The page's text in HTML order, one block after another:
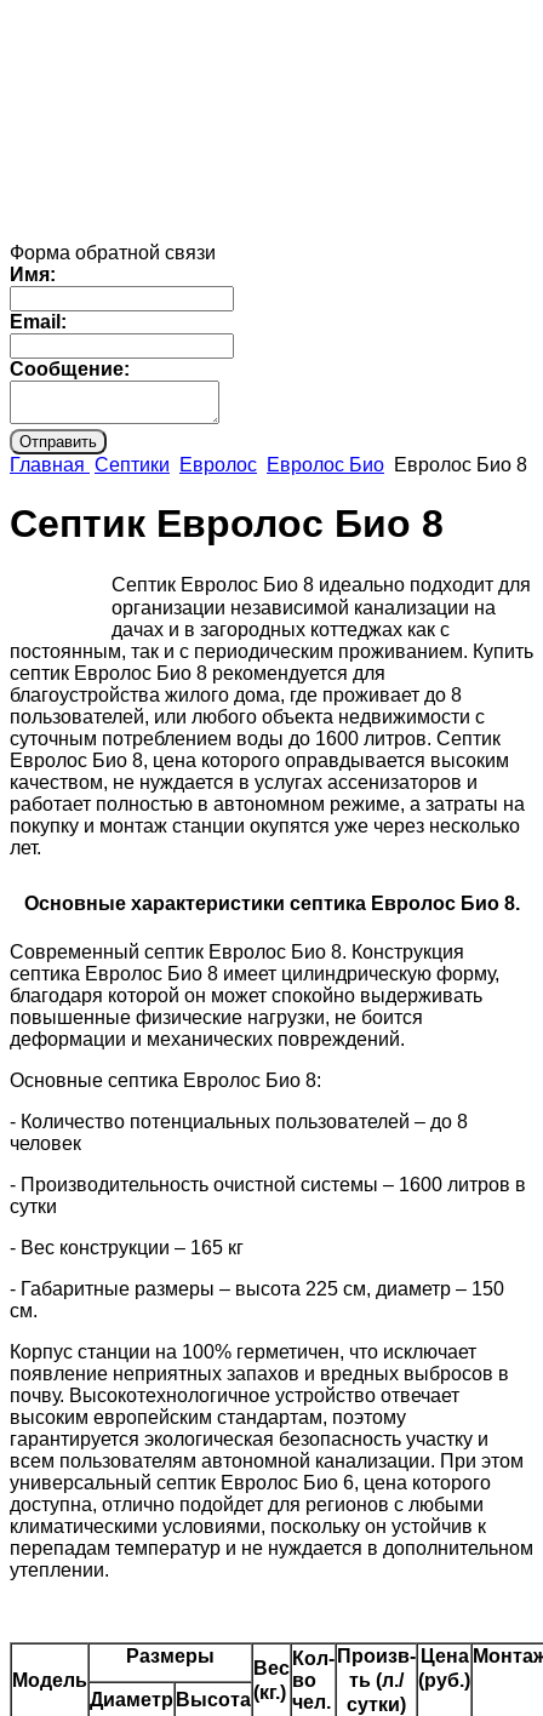
Форма обратной связи
Имя:
Email:
Сообщение:
Главная Септики Евролос Евролос Био Евролос Био 8
Септик Евролос Био 8
Септик Евролос Био 8 идеально подходит для
организации независимой канализации на
дачах и в загородных коттеджах как с
постоянным, так и с периодическим проживанием. Купить
септик Евролос Био 8 рекомендуется для
благоустройства жилого дома, где проживает до 8
пользователей, или любого объекта недвижимости с
суточным потреблением воды до 1600 литров. Септик
Евролос Био 8, цена которого оправдывается высоким
качеством, не нуждается в услугах ассенизаторов и
работает полностью в автономном режиме, а затраты на
покупку и монтаж станции окупятся уже через несколько
лет.
Основные характеристики септика Евролос Био 8.
Современный септик Евролос Био 8. Конструкция
септика Евролос Био 8 имеет цилиндрическую форму,
благодаря которой он может спокойно выдерживать
повышенные физические нагрузки, не боится
деформации и механических повреждений.
Основные септика Евролос Био 8:
- Количество потенциальных пользователей – до 8
человек
- Производительность очистной системы – 1600 литров в
сутки
- Вес конструкции – 165 кг
- Габаритные размеры – высота 225 см, диаметр – 150
см.
Корпус станции на 100% герметичен, что исключает
появление неприятных запахов и вредных выбросов в
почву. Высокотехнологичное устройство отвечает
высоким европейским стандартам, поэтому
гарантируется экологическая безопасность участку и
всем пользователям автономной канализации. При этом
универсальный септик Евролос Био 6, цена которого
доступна, отлично подойдет для регионов с любыми
климатическими условиями, поскольку он устойчив к
перепадам температур и не нуждается в дополнительном
утеплении.
Модель
Размеры
Вес
(кг.)
Кол-
во
чел.
Произв-
ть (л./
сутки)
Цена
(руб.)
Диаметр Высота